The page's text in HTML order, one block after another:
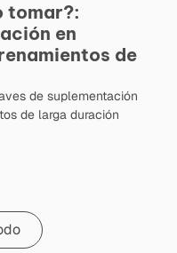
tomar?:
en
de
de suplementación
de larga duración